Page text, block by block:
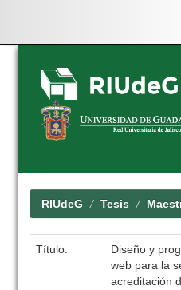
Skip
navigation
RIUdeG Tesis
Título:
Diseño y
web para la
acreditación